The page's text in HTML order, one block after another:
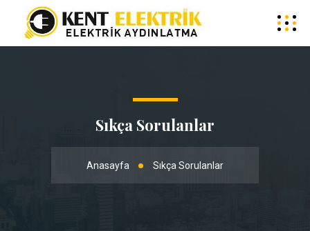
Sıkça Sorulanlar
Anasayfa Sıkça Sorulanlar